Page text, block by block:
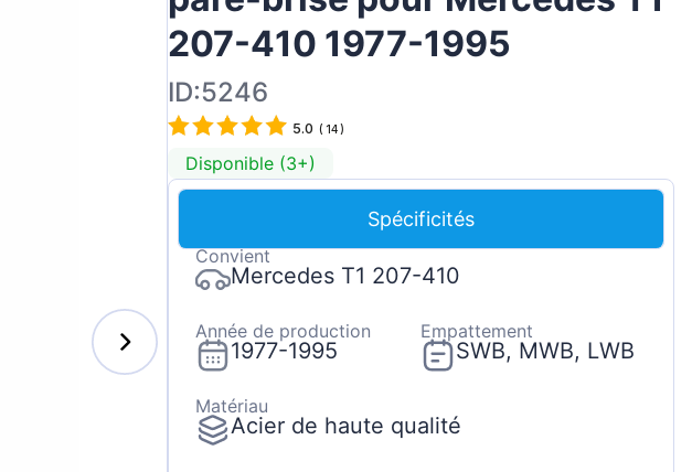
Magyar
Lietuvių
207-410 1977-1995
ID:5246
5.0 ( 14)
Disponible (3+)
Spécificités
Convient
Mercedes T1 207-410
Année de production
1977-1995
Empattement
SWB, MWB, LWB
Matériau
Acier de haute qualité